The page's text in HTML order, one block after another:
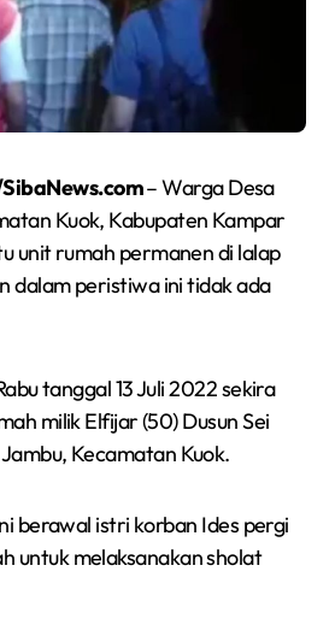
– Warga Desa
Kuok, Kabupaten Kampar
unit rumah permanen di lalap
dalam peristiwa ini tidak ada
tanggal 13 Juli 2022 sekira
milik Elfijar (50) Dusun Sei
Kecamatan Kuok.
berawal istri korban Ides pergi
untuk melaksanakan sholat